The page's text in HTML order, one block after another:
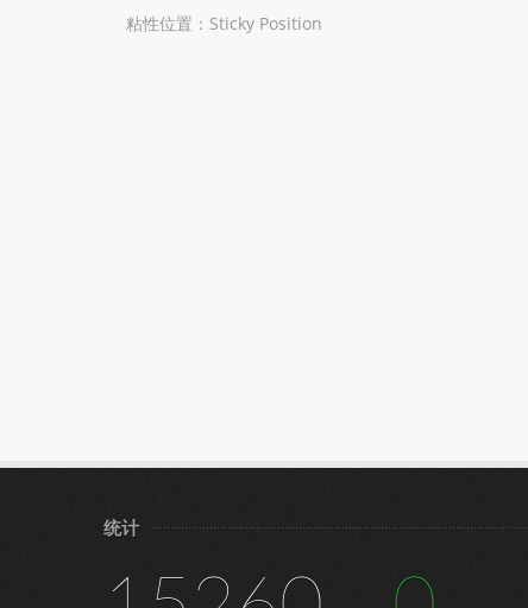
粘性位置：Sticky Position
统计